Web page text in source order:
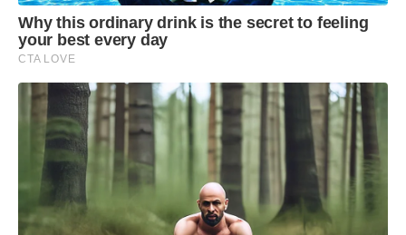
Why this ordinary drink is the secret to feeling
your best every day
CTA LOVE